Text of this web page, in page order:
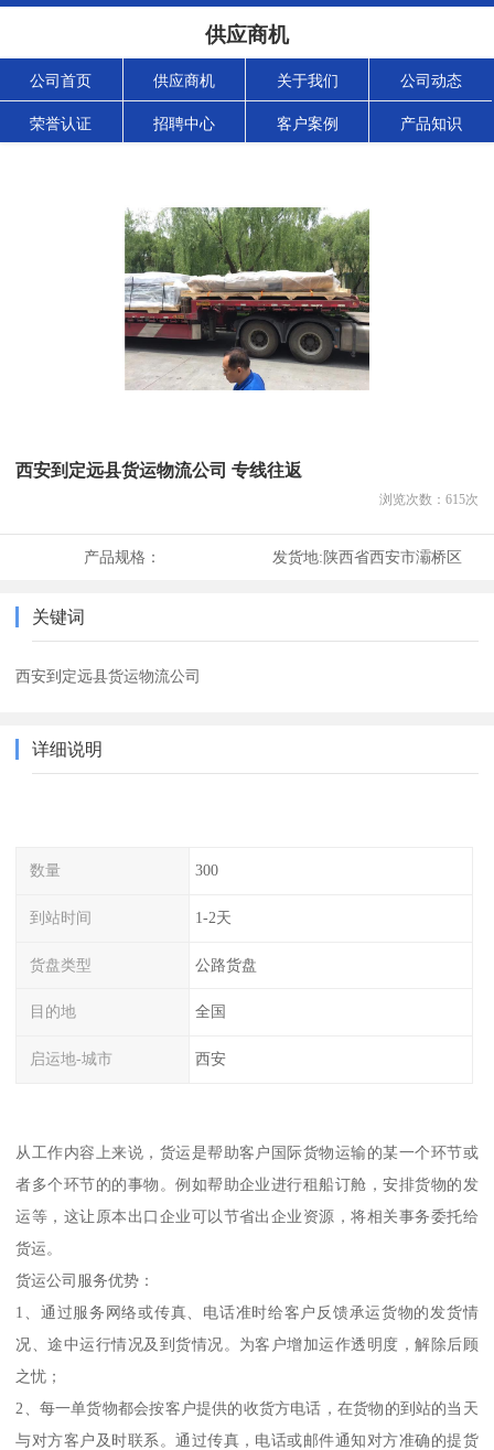
供应商机
公司首页 供应商机 关于我们 公司动态
荣誉认证 招聘中心 客户案例 产品知识
西安到定远县货运物流公司 专线往返
浏览次数： 615次
产品规格： 发货地:陕西省西安市灞桥区
关键词
西安到定远县货运物流公司
详细说明
数量 300
到站时间 1-2天
货盘类型 公路货盘
目的地 全国
启运地-城市 西安
从工作内容上来说，货运是帮助客户国际货物运输的某一个环节或
者多个环节的的事物。例如帮助企业进行租船订舱，安排货物的发
运等，这让原本出口企业可以节省出企业资源，将相关事务委托给
货运。
货运公司服务优势：
1、通过服务网络或传真、电话准时给客户反馈承运货物的发货情
况、途中运行情况及到货情况。为客户增加运作透明度，解除后顾
之忧；
2、每一单货物都会按客户提供的收货方电话，在货物的到站的当天
与对方客户及时联系。通过传真，电话或邮件通知对方准确的提货